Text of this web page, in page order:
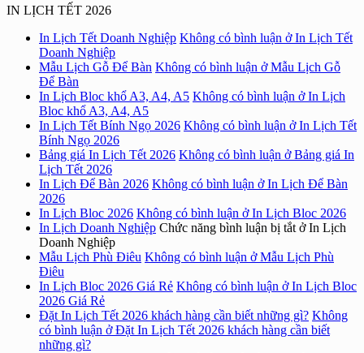
IN LỊCH TẾT 2026
In Lịch Tết Doanh Nghiệp Không có bình luận ở In Lịch Tết
Doanh Nghiệp
Mẫu Lịch Gỗ Để Bàn Không có bình luận ở Mẫu Lịch Gỗ
Để Bàn
In Lịch Bloc khổ A3, A4, A5 Không có bình luận ở In Lịch
Bloc khổ A3, A4, A5
In Lịch Tết Bính Ngọ 2026 Không có bình luận ở In Lịch Tết
Bính Ngọ 2026
Bảng giá In Lịch Tết 2026 Không có bình luận ở Bảng giá In
Lịch Tết 2026
In Lịch Để Bàn 2026 Không có bình luận ở In Lịch Để Bàn
2026
In Lịch Bloc 2026 Không có bình luận ở In Lịch Bloc 2026
In Lịch Doanh Nghiệp Chức năng bình luận bị tắt ở In Lịch
Doanh Nghiệp
Mẫu Lịch Phù Điêu Không có bình luận ở Mẫu Lịch Phù
Điêu
In Lịch Bloc 2026 Giá Rẻ Không có bình luận ở In Lịch Bloc
2026 Giá Rẻ
Đặt In Lịch Tết 2026 khách hàng cần biết những gì? Không
có bình luận ở Đặt In Lịch Tết 2026 khách hàng cần biết
những gì?